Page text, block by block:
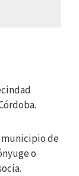
de
o